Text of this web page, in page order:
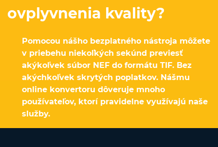
ovplyvnenia kvality?
Pomocou nášho bezplatného nástroja môžete
v priebehu niekoľkých sekúnd previesť
akýkoľvek súbor NEF do formátu TIF. Bez
akýchkoľvek skrytých poplatkov. Nášmu
online konvertoru dôveruje mnoho
používateľov, ktorí pravidelne využívajú naše
služby.